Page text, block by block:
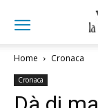
Home Cronaca
Cronaca